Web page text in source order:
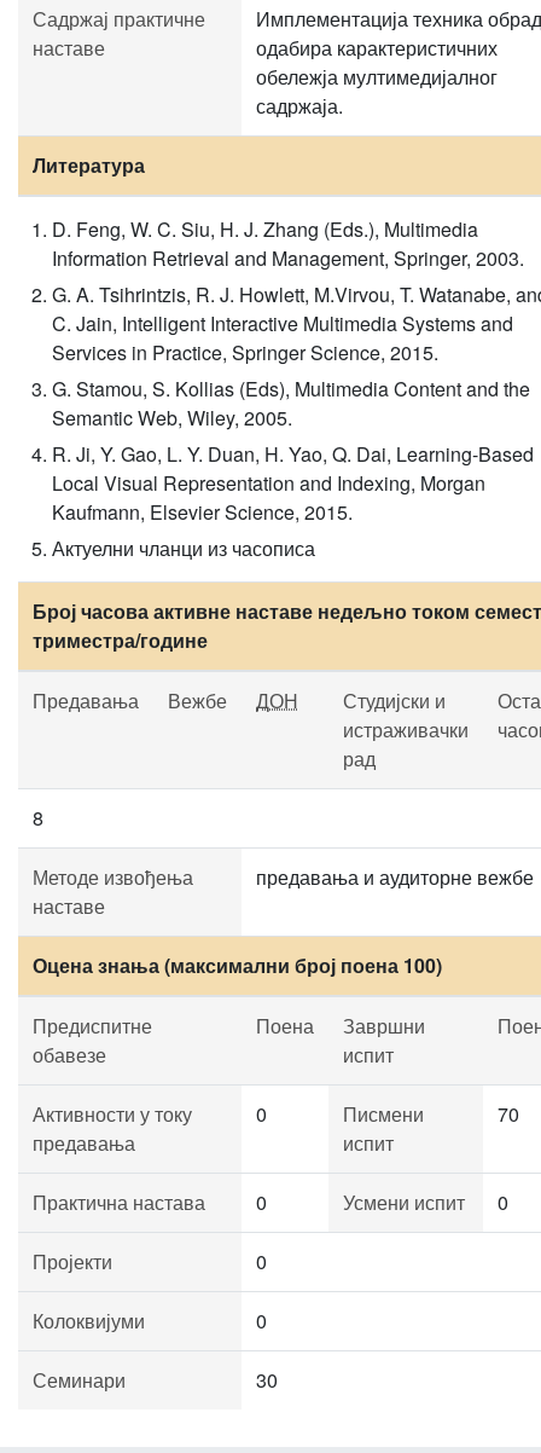
Садржај практичне
наставе
Имплементација техника
одабира карактеристичних
обележја мултимедијалног
садржаја.
Литература
D. Feng, W. C. Siu, H. J. Zhang (Eds.), Multimedia
Information Retrieval and Management, Springer, 2003.
G. A. Tsihrintzis, R. J. Howlett, M.Virvou, T. Watanabe,
C. Jain, Intelligent Interactive Multimedia Systems and
Services in Practice, Springer Science, 2015.
G. Stamou, S. Kollias (Eds), Multimedia Content and the
Semantic Web, Wiley, 2005.
R. Ji, Y. Gao, L. Y. Duan, H. Yao, Q. Dai, Learning-Based
Local Visual Representation and Indexing, Morgan
Kaufmann, Elsevier Science, 2015.
Актуелни чланци из часописа
Број часова активне наставе недељно током
триместра/године
Предавања Вежбе ДОН
Студијски и
истраживачки
рад
8
Методе извођења
наставе
предавања и аудиторне вежбе
Оцена знања (максимални број поена 100)
Предиспитне
обавезе
Поена
Завршни
испит
Активности у току
предавања
0
Писмени
испит
70
Практична настава 0 Усмени испит 0
Пројекти 0
Колоквијуми 0
Семинари 30